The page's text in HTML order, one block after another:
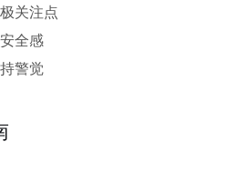
关注点
全感
警觉